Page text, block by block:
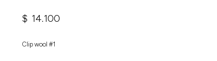
$ 14.100
Clip wool #1